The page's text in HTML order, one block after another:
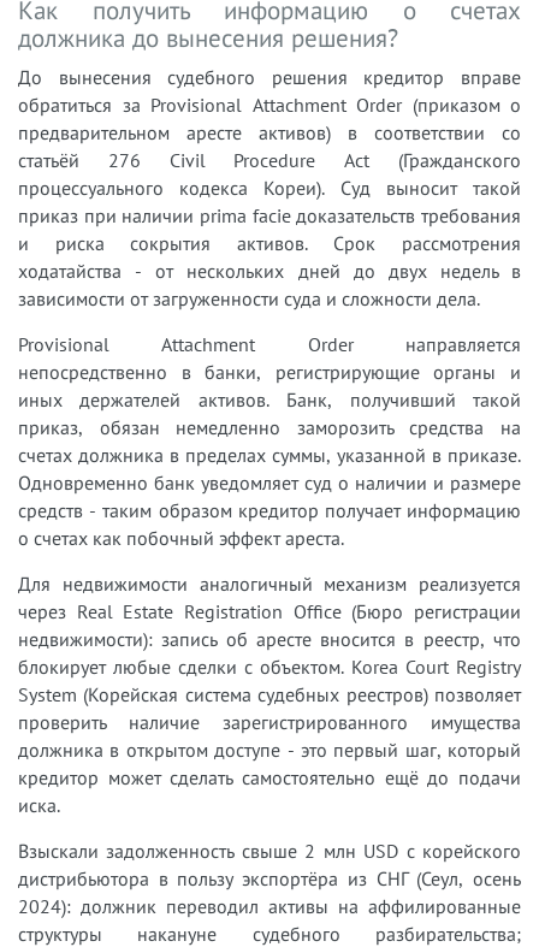
Как получить информацию о счетах
должника до вынесения решения?
До вынесения судебного решения кредитор вправе
обратиться за Provisional Attachment Order (приказом о
предварительном аресте активов) в соответствии со
статьёй 276 Civil Procedure Act (Гражданского
процессуального кодекса Кореи). Суд выносит такой
приказ при наличии prima facie доказательств требования
и риска сокрытия активов. Срок рассмотрения
ходатайства - от нескольких дней до двух недель в
зависимости от загруженности суда и сложности дела.
Provisional Attachment Order направляется
непосредственно в банки, регистрирующие органы и
иных держателей активов. Банк, получивший такой
приказ, обязан немедленно заморозить средства на
счетах должника в пределах суммы, указанной в приказе.
Одновременно банк уведомляет суд о наличии и размере
средств - таким образом кредитор получает информацию
о счетах как побочный эффект ареста.
Для недвижимости аналогичный механизм реализуется
через Real Estate Registration Office (Бюро регистрации
недвижимости): запись об аресте вносится в реестр, что
блокирует любые сделки с объектом. Korea Court Registry
System (Корейская система судебных реестров) позволяет
проверить наличие зарегистрированного имущества
должника в открытом доступе - это первый шаг, который
кредитор может сделать самостоятельно ещё до подачи
иска.
Взыскали задолженность свыше 2 млн USD с корейского
дистрибьютора в пользу экспортёра из СНГ (Сеул, осень
2024): должник переводил активы на аффилированные
структуры накануне судебного разбирательства;